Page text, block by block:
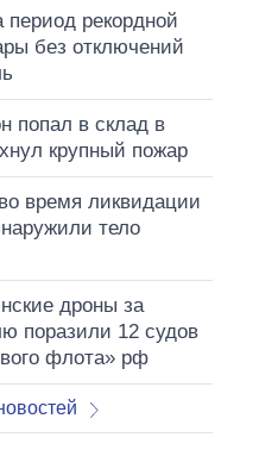
рекордной
без отключений
попал в склад в
крупный пожар
время ликвидации
тело
дроны за
поразили 12 судов
флота» рф